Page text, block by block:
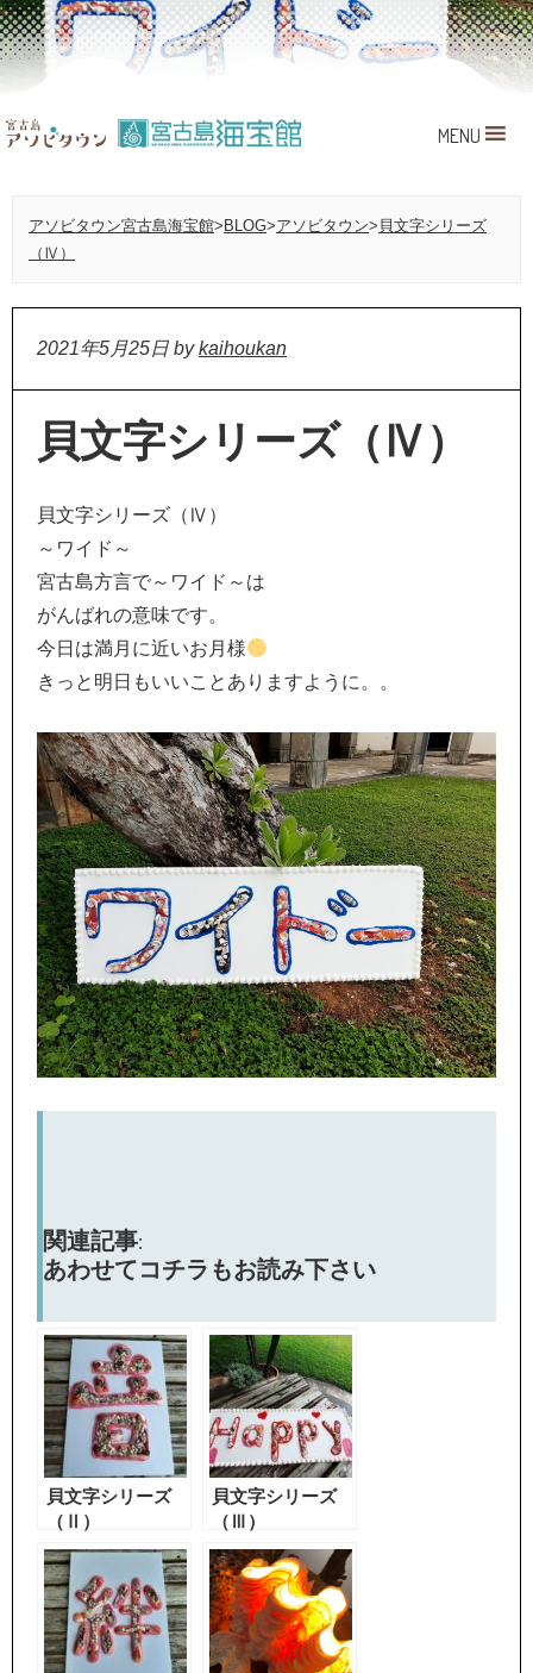
MENU
アソビタウン宮古島海宝館> BLOG>アソビタウン> 貝文字シリーズ
（Ⅳ）
2021年5月25日 bykaihoukan
貝文字シリーズ（Ⅳ）
貝文字シリーズ（Ⅳ）
～ワイド～
宮古島方言で～ワイド～は
がんばれの意味です。
今日は満月に近いお月様
きっと明日もいいことありますように。。
関連記事:
あわせてコチラもお読み下さい
貝文字シリーズ
（Ⅱ）
貝文字シリーズ
（Ⅲ）